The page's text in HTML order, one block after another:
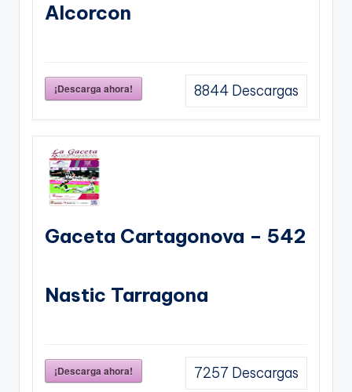
Alcorcon
¡Descarga ahora! 8844 Descargas
Gaceta Cartagonova – 542
Nastic Tarragona
¡Descarga ahora! 7257 Descargas